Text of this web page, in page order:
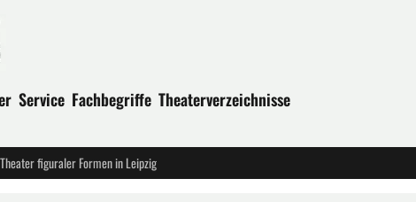
Service Fachbegriffe Theaterverzeichnisse
figuraler Formen in Leipzig